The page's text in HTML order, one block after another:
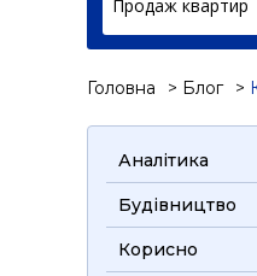
Продаж квартир
Головна Блог
Аналітика
Будівництво
Корисно